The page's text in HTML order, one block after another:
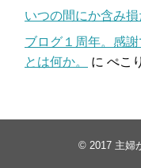
いつの間にか含み損
ブログ１周年。感
とは何か。
に ぺこり
© 2017 主婦